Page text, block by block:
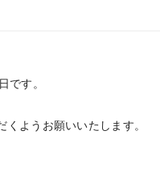
です。
ようお願いいたします。